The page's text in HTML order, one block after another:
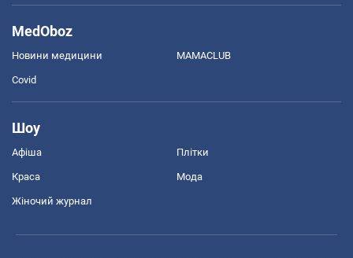
MedOboz
Новини медицини MAMACLUB
Covid
Шоу
Афіша Плітки
Краса Мода
Жіночий журнал